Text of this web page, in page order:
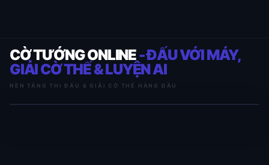
CỜ TƯỚNG ONLINE- ĐẤU VỚI MÁY,
GIẢI CỜ THẾ & LUYỆN AI
NỀN TẢNG THI ĐẤU & GIẢI CỜ THẾ HÀNG ĐẦU